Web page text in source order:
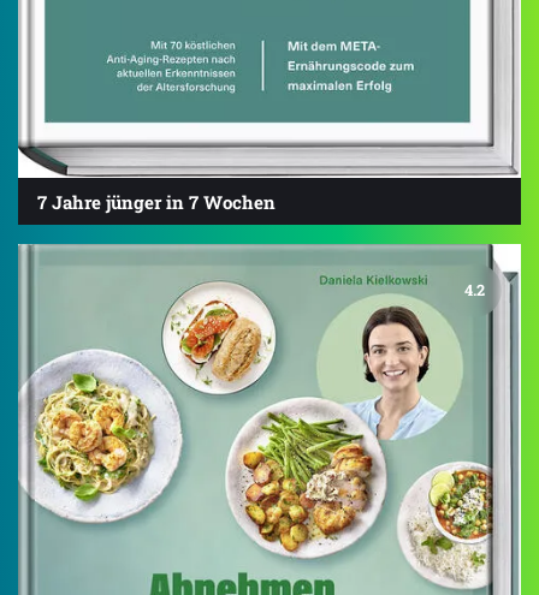
7 Jahre jünger in 7 Wochen
4.2